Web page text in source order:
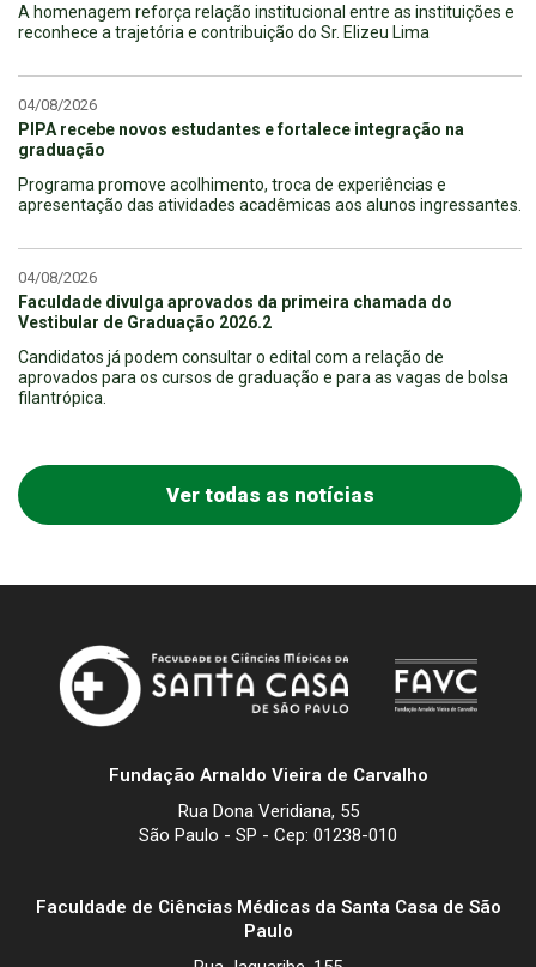
A homenagem reforça relação institucional entre as instituições e
reconhece a trajetória e contribuição do Sr. Elizeu Lima
04/08/2026
PIPA recebe novos estudantes e fortalece integração na
graduação
Programa promove acolhimento, troca de experiências e
apresentação das atividades acadêmicas aos alunos ingressantes.
04/08/2026
Faculdade divulga aprovados da primeira chamada do
Vestibular de Graduação 2026.2
Candidatos já podem consultar o edital com a relação de
aprovados para os cursos de graduação e para as vagas de bolsa
filantrópica.
Ver todas as notícias
Fundação Arnaldo Vieira de Carvalho
Rua Dona Veridiana, 55
São Paulo - SP - Cep: 01238-010
Faculdade de Ciências Médicas da Santa Casa de São
Paulo